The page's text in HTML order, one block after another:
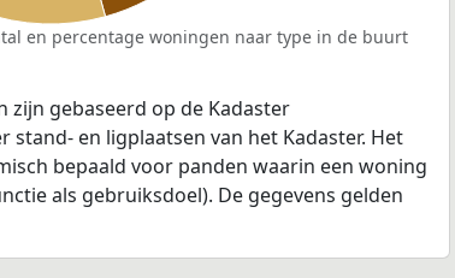
en percentage woningen naar type in de buurt
zijn gebaseerd op de Kadaster
en ligplaatsen van het Kadaster. Het
bepaald voor panden waarin een woning
als gebruiksdoel). De gegevens gelden